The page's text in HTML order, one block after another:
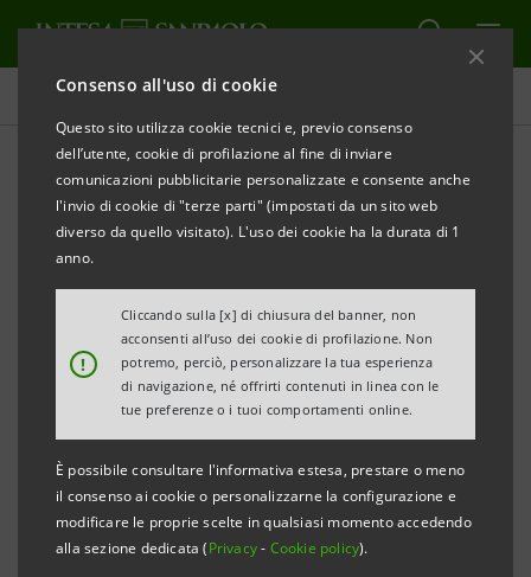
Consenso all'uso di cookie
Questo sito utilizza cookie tecnici e, previo consenso
dell’utente, cookie di profilazione al fine di inviare
comunicazioni pubblicitarie personalizzate e consente anche
l'invio di cookie di "terze parti" (impostati da un sito web
diverso da quello visitato). L'uso dei cookie ha la durata di 1
anno.
!
Cliccando sulla [x] di chiusura del banner, non
acconsenti all’uso dei cookie di profilazione. Non
potremo, perciò, personalizzare la tua esperienza
di navigazione, né offrirti contenuti in linea con le
tue preferenze o i tuoi comportamenti online.
È possibile consultare l'informativa estesa, prestare o meno
il consenso ai cookie o personalizzarne la configurazione e
modificare le proprie scelte in qualsiasi momento accedendo
alla sezione dedicata (Privacy- Cookie policy).
Comunicati stampa
STAMPA AGGIORNA
INTESA SANPAOLO RAFFORZA LA BANCA DEI
TERRITORI:
E DELLA CLIENTELA DEL GRUPPO
Focalizzazione sull’evoluzione digitale del
Gruppo
Ricambio generazionale e valorizzazione
dei talenti femminili